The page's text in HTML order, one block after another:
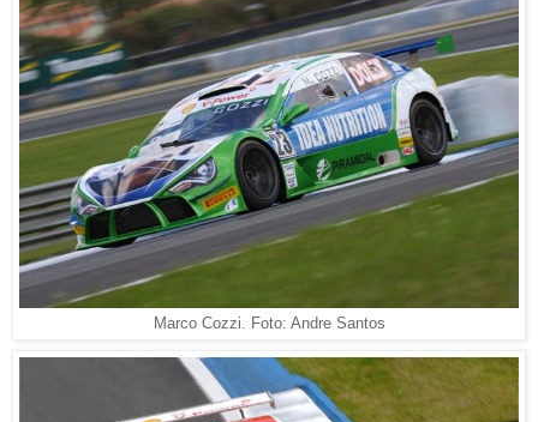
Marco Cozzi. Foto: Andre Santos